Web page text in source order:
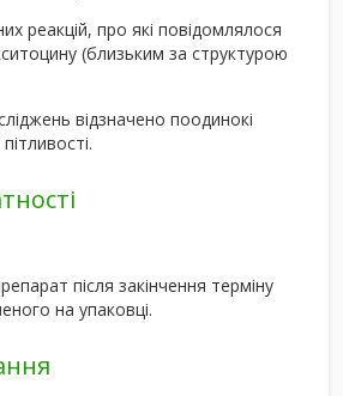
реакцій, про які повідомлялося
(близьким за структурою
відзначено поодинокі
після закінчення терміну
на упаковці.